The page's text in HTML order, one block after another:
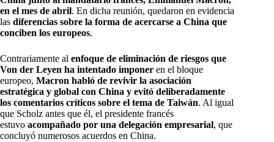
en el mes de abril. En dicha reunión, quedaron en evidencia
las diferencias sobre la forma de acercarse a China que
conciben los europeos.
Contrariamente al enfoque de eliminación de riesgos que
Von der Leyen ha intentado imponer en el bloque
europeo, Macron habló de revivir la asociación
estratégica y global con China y evitó deliberadamente
los comentarios críticos sobre el tema de Taiwán. Al igual
que Scholz antes que él, el presidente francés
estuvo acompañado por una delegación empresarial, que
concluyó numerosos acuerdos en China.